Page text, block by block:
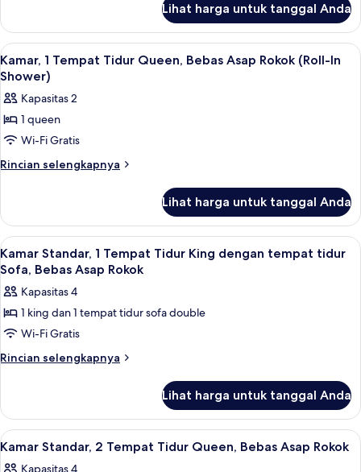
akses
difabel,
Bebas
Asap
Rokok
Kamar,
Tempat
Tidur
akses
difabel,
Bebas
Asap
Rokok
Lihat harga untuk tanggal Anda
Lihat
semua
foto
untuk
Kamar,
1
Tempat
Bebas
Asap
Rokok
(Roll-
In
Shower)
Brankas, meja kerja, setrika/meja
5
Kamar, 1 Tempat Tidur Queen, Bebas Asap Rokok (Roll-In
Shower)
Kapasitas 2
1 queen
Wi-Fi Gratis
Rincian selengkapnya
Rincian
Kamar,
Tempat
Tidur
Queen,
Bebas
Asap
(Roll-
In
Shower)
Lihat harga untuk tanggal Anda
Lihat
semua
foto
untuk
Kamar
Standar,
1
King
dengan
tempat
tidur
Kamar Standar, 1 Tempat Tidur
5
Kamar Standar, 1 Tempat Tidur King dengan tempat tidur
Sofa, Bebas Asap Rokok
Kapasitas 4
1 king dan 1 tempat tidur sofa double
Wi-Fi Gratis
Rincian selengkapnya
Rincian
Kamar
Standar,
1
Lihat harga untuk tanggal Anda
Lihat
semua
Kamar Standar, 2 Tempat Tidur
5
Kamar Standar, 2 Tempat Tidur Queen, Bebas Asap Rokok
Kapasitas 4